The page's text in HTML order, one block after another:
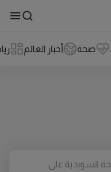
صحة أخبار العالم
السويدية على